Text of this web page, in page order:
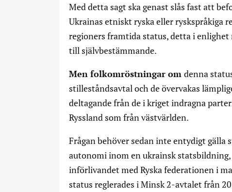
Med detta sagt ska genast slås fast att
Ukrainas etniskt ryska eller ryskspråkiga
regioners framtida status, detta i
till självbestämmande.
Men folkomröstningar om denna
stilleståndsavtal och de övervakas
deltagande från de i kriget indragna
Ryssland som från västvärlden.
Frågan behöver sedan inte entydigt
autonomi inom en ukrainsk
införlivandet med Ryska federationen i
status reglerades i Minsk 2-avtalet från